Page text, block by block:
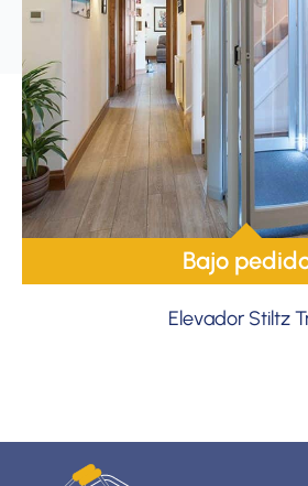
Bajo
Elevador Stiltz